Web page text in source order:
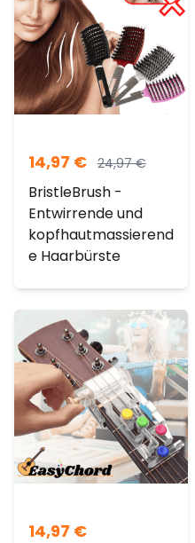
14,97 € 24,97€
BristleBrush -
Entwirrende und
kopfhautmassierend
e Haarbürste
14,97 €